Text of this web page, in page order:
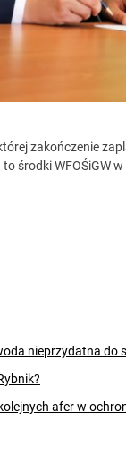
zakończenie
środki WFOŚiGW
nieprzydatna do
afer w